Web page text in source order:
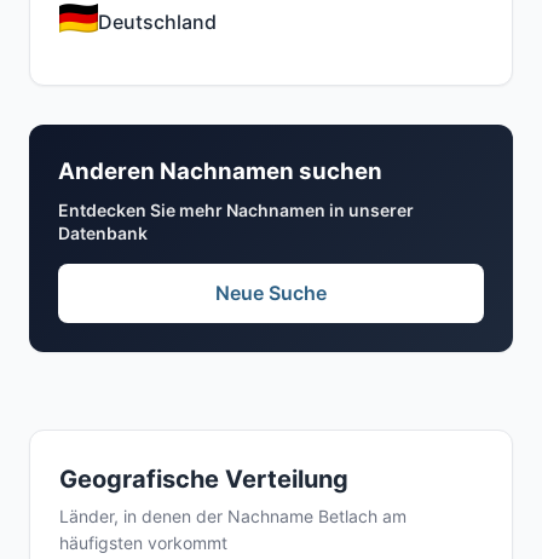
Geografische Verteilung
Länder, in denen der Nachname Betlach am
häufigsten vorkommt
Deutschland
Anderen Nachnamen suchen
Entdecken Sie mehr Nachnamen in unserer
Datenbank
Neue Suche